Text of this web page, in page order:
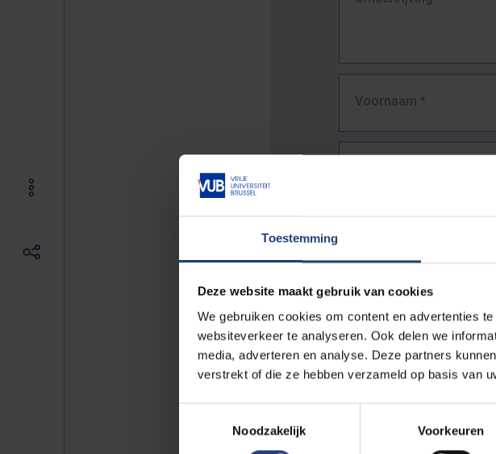
Toestemming
Deze website maakt gebruik van cookies
We gebruiken cookies om content en advertenties
websiteverkeer te analyseren. Ook delen we
media, adverteren en analyse. Deze partners
verstrekt of die ze hebben verzameld op basis van
Noodzakelijk
Voorkeuren
Voornaam *
URL*
De volledige URL van de pagina waar
Bv. https://www.vub.be/nl/studeren-